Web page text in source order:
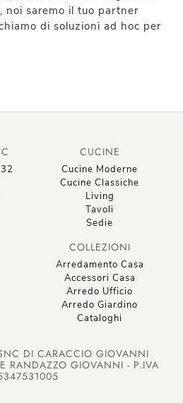
, noi saremo il tuo partner
di soluzioni ad hoc per
CUCINE
Cucine Moderne
Cucine Classiche
Living
Tavoli
Sedie
COLLEZIONI
Arredamento Casa
Accessori Casa
Arredo Ufficio
Arredo Giardino
Cataloghi
DI CARACCIO GIOVANNI
RANDAZZO GIOVANNI - P.IVA